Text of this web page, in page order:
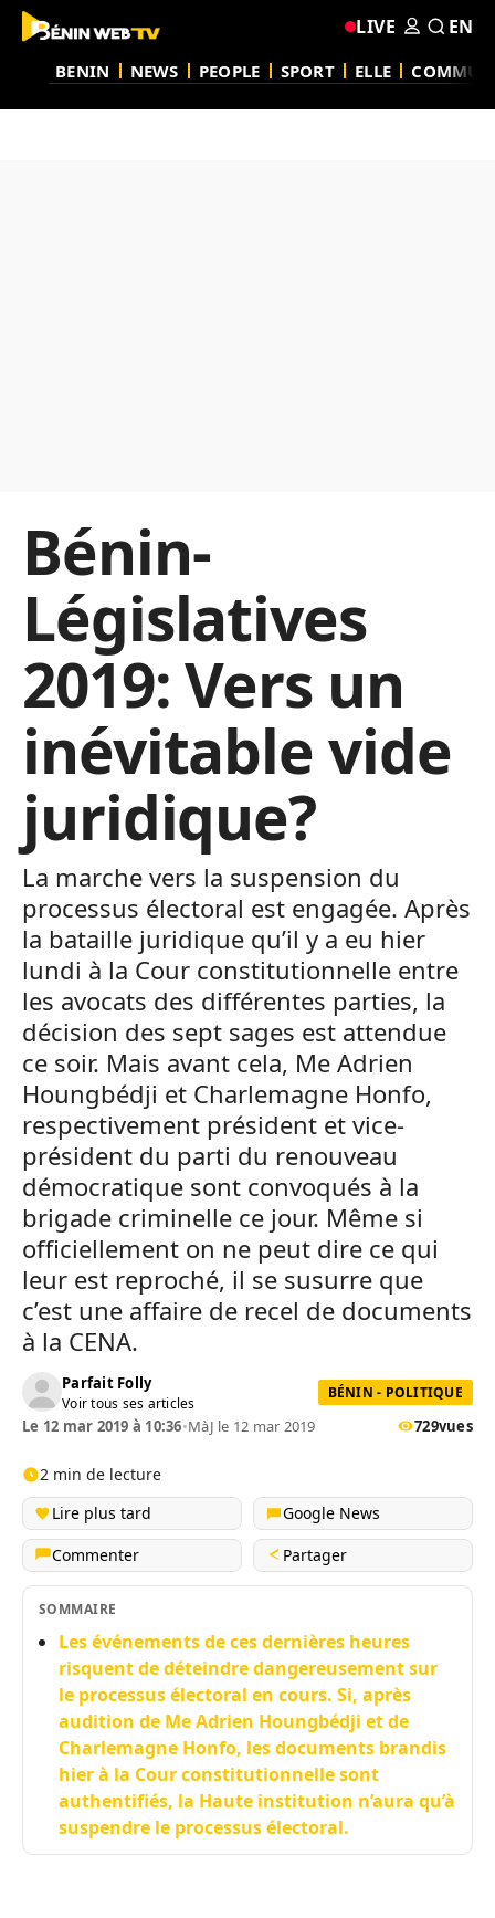
BENIN NEWS PEOPLE SPORT ELLE
LIVE EN
Bénin-
Législatives
2019: Vers un
inévitable vide
juridique?
La marche vers la suspension du
processus électoral est engagée. Après
la bataille juridique qu’il y a eu hier
lundi à la Cour constitutionnelle entre
les avocats des différentes parties, la
décision des sept sages est attendue
ce soir. Mais avant cela, Me Adrien
Houngbédji et Charlemagne Honfo,
respectivement président et vice-
président du parti du renouveau
démocratique sont convoqués à la
brigade criminelle ce jour. Même si
officiellement on ne peut dire ce qui
leur est reproché, il se susurre que
c’est une affaire de recel de documents
à la CENA.
Parfait Folly
Voir tous ses articles
BÉNIN - POLITIQUE
Le 12 mar 2019 à 10:36•MàJ le 12 mar 2019 729vues
2 min de lecture
Lire plus tard
Google News
Commenter
Partager
SOMMAIRE
Les événements de ces dernières heures
risquent de déteindre dangereusement sur
le processus électoral en cours. Si, après
audition de Me Adrien Houngbédji et de
Charlemagne Honfo, les documents brandis
hier à la Cour constitutionnelle sont
authentifiés, la Haute institution n’aura qu’à
suspendre le processus électoral.